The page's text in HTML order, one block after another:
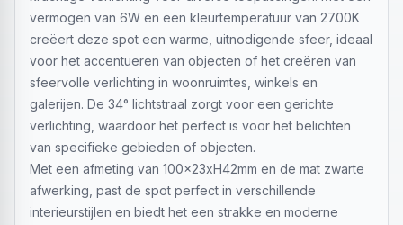
vermogen van 6W en een kleurtemperatuur van 2700K
creëert deze spot een warme, uitnodigende sfeer, ideaal
voor het accentueren van objecten of het creëren van
sfeervolle verlichting in woonruimtes, winkels en
galerijen. De 34° lichtstraal zorgt voor een gerichte
verlichting, waardoor het perfect is voor het belichten
van specifieke gebieden of objecten.
Met een afmeting van 100x23xH42mm en de mat zwarte
afwerking, past de spot perfect in verschillende
interieurstijlen en biedt het een strakke en moderne